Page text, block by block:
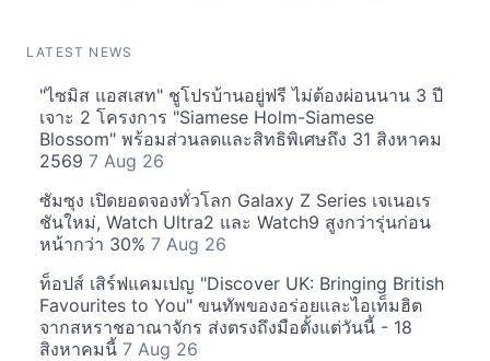
LATEST NEWS
"ไซมิส แอสเสท" ชูโปรบ้านอยู่ฟรี ไม่ต้องผ่อนนาน 3 ปี
เจาะ 2 โครงการ "Siamese Holm-Siamese
Blossom" พร้อมส่วนลดและสิทธิพิเศษถึง 31 สิงหาคม
2569 7 Aug 26
ซัมซุง เปิดยอดจองทั่วโลก Galaxy Z Series เจเนอเร
ชันใหม่, Watch Ultra2 และ Watch9 สูงกว่ารุ่นก่อน
หน้ากว่า 30% 7 Aug 26
ท็อปส์ เสิร์ฟแคมเปญ "Discover UK: Bringing British
Favourites to You" ขนทัพของอร่อยและไอเท็มฮิต
จากสหราชอาณาจักร ส่งตรงถึงมือตั้งแต่วันนี้ - 18
สิงหาคมนี้ 7 Aug 26